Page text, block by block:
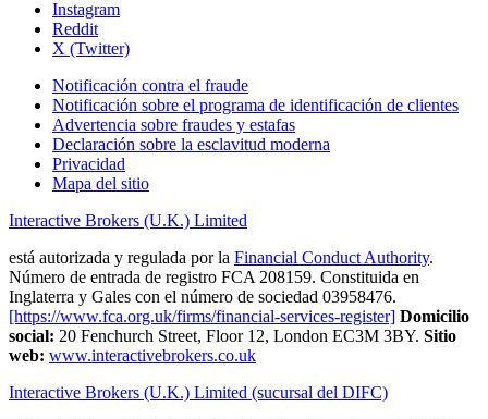
Instagram
Reddit
X (Twitter)
Notificación contra el fraude
Notificación sobre el programa de identificación de clientes
Advertencia sobre fraudes y estafas
Declaración sobre la esclavitud moderna
Privacidad
Mapa del sitio
Interactive Brokers (U.K.) Limited
está autorizada y regulada por la Financial Conduct Authority.
Número de entrada de registro FCA 208159. Constituida en
Inglaterra y Gales con el número de sociedad 03958476.
[https://www.fca.org.uk/firms/financial-services-register] Domicilio
social: 20 Fenchurch Street, Floor 12, London EC3M 3BY. Sitio
web: www.interactivebrokers.co.uk
Interactive Brokers (U.K.) Limited (sucursal del DIFC)